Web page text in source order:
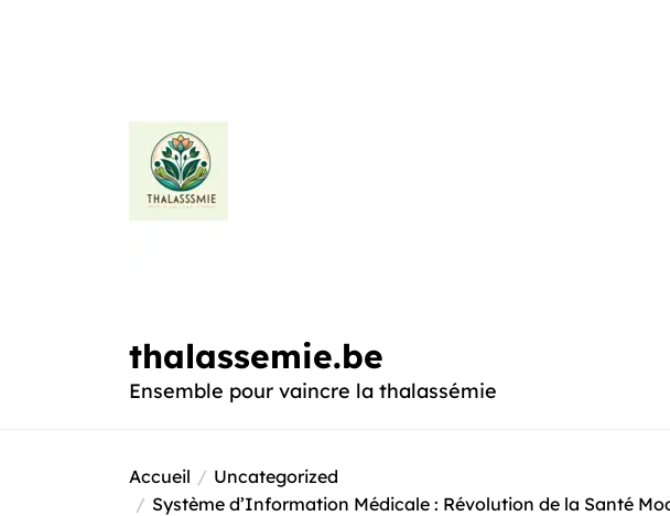
thalassemie.be
thalassemie.be
Ensemble pour vaincre la thalassémie
Accueil
Uncategorized
Système d’Information Médicale : Révolution de la Santé